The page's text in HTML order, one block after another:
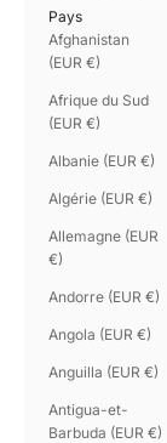
Pays
Afghanistan
(EUR €)
Afrique du Sud
(EUR €)
Albanie (EUR €)
Algérie (EUR €)
Allemagne (EUR
€)
Andorre (EUR €)
Angola (EUR €)
Anguilla (EUR €)
Antigua-et-
Barbuda (EUR €)